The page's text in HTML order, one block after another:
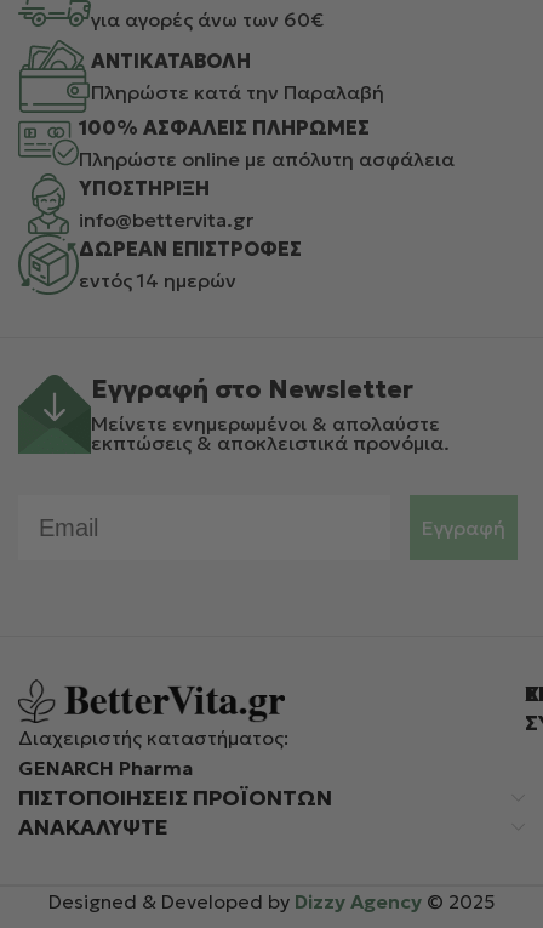
για αγορές άνω των 60€
ΑΝΤΙΚΑΤΑΒΟΛΗ
Πληρώστε κατά την Παραλαβή
100% ΑΣΦΑΛΕΙΣ ΠΛΗΡΩΜΕΣ
Πληρώστε online με απόλυτη ασφάλεια
ΥΠΟΣΤΗΡΙΞΗ
info@bettervita.gr
ΔΩΡΕΑΝ ΕΠΙΣΤΡΟΦΕΣ
εντός 14 ημερών
Εγγραφή στο Newsletter
Μείνετε ενημερωμένοι & απολαύστε
εκπτώσεις & αποκλειστικά προνόμια.
Εγγραφή
Διαχειριστής καταστήματος:
GENARCH Pharma
ΠΙΣΤΟΠΟΙΉΣΕΙΣ ΠΡΟΪΌΝΤΩΝ
ΑΝΑΚΑΛΥΨΤΕ
Designed & Developed by Dizzy Agency © 2025